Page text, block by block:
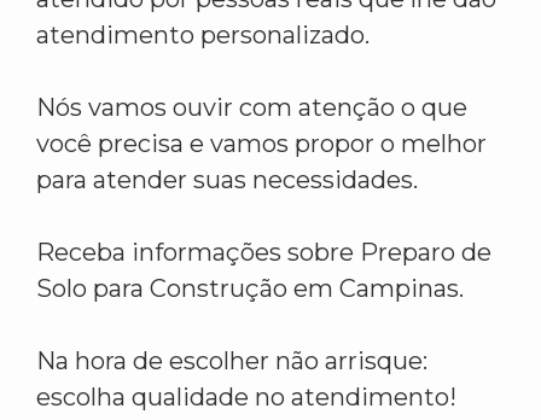
atendimento personalizado.
Nós vamos ouvir com atenção o que
você precisa e vamos propor o melhor
para atender suas necessidades.
Receba informações sobre Preparo de
Solo para Construção em Campinas.
Na hora de escolher não arrisque:
escolha qualidade no atendimento!